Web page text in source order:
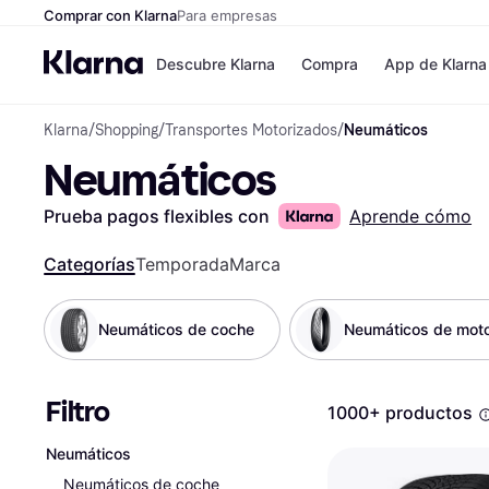
Comprar con KlarnaPara empresas
Descubre Klarna
Formas de pago
Paga en 3 plazos
Paga en 30 días
Compra
Tiendas
Zalando Prive
Zara
Directorio de
App de Klarna
Klarna/Shopping/Transportes Motorizados/Neumáticos
Neumáticos
Prueba pagos flexibles con Aprende cómo
CategoríasTemporadaMarca
Neumáticos de coche Neumáticos de
Filtro
Neumáticos
Neumáticos de coche
1000+ productos